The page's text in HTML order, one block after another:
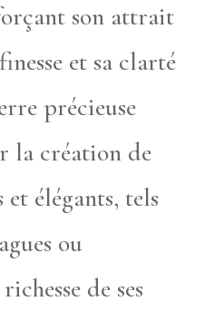
son attrait
et sa clarté
précieuse
la création de
élégants, tels
ou
de ses